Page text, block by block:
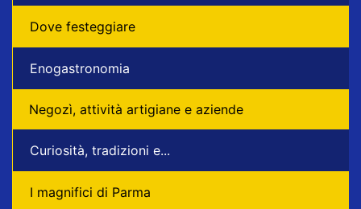
Dove festeggiare
Enogastronomia
Negozì, attività artigiane e aziende
Curiosità, tradizioni e...
I magnifici di Parma